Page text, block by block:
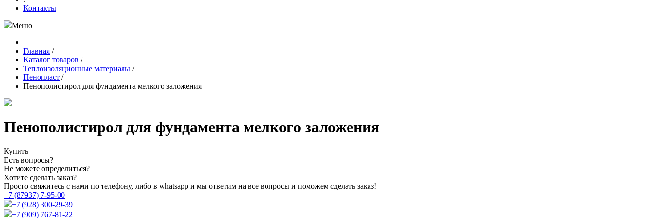
Контакты
Меню
Главная /
Каталог товаров /
Теплоизоляционные материалы /
Пенопласт /
Пенополистирол для фундамента мелкого заложения
Пенополистирол для фундамента мелкого заложения
Купить
Есть вопросы?
Не можете определиться?
Хотите сделать заказ?
Просто свяжитесь с нами по телефону, либо в whatsapp и мы ответим на все вопросы и поможем сделать заказ!
+7 (87937) 7-95-00
+7 (928) 300-29-39
+7 (909) 767-81-22